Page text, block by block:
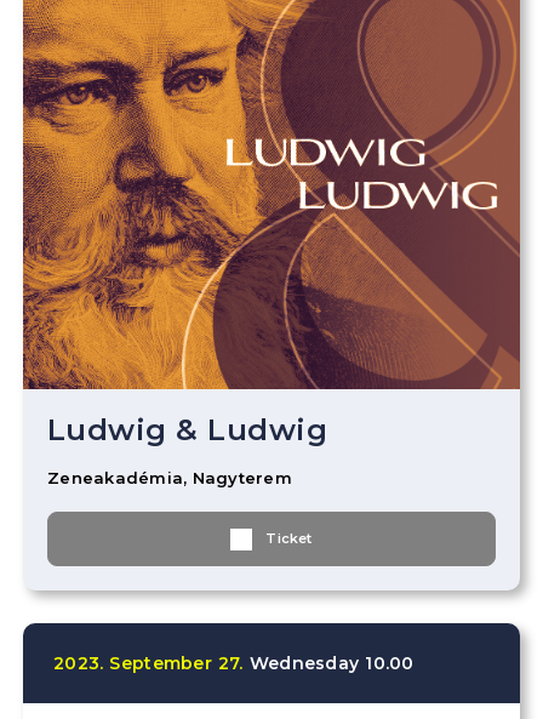
Ludwig & Ludwig
Zeneakadémia, Nagyterem
Ticket
2023. September 27. Wednesday 10.00